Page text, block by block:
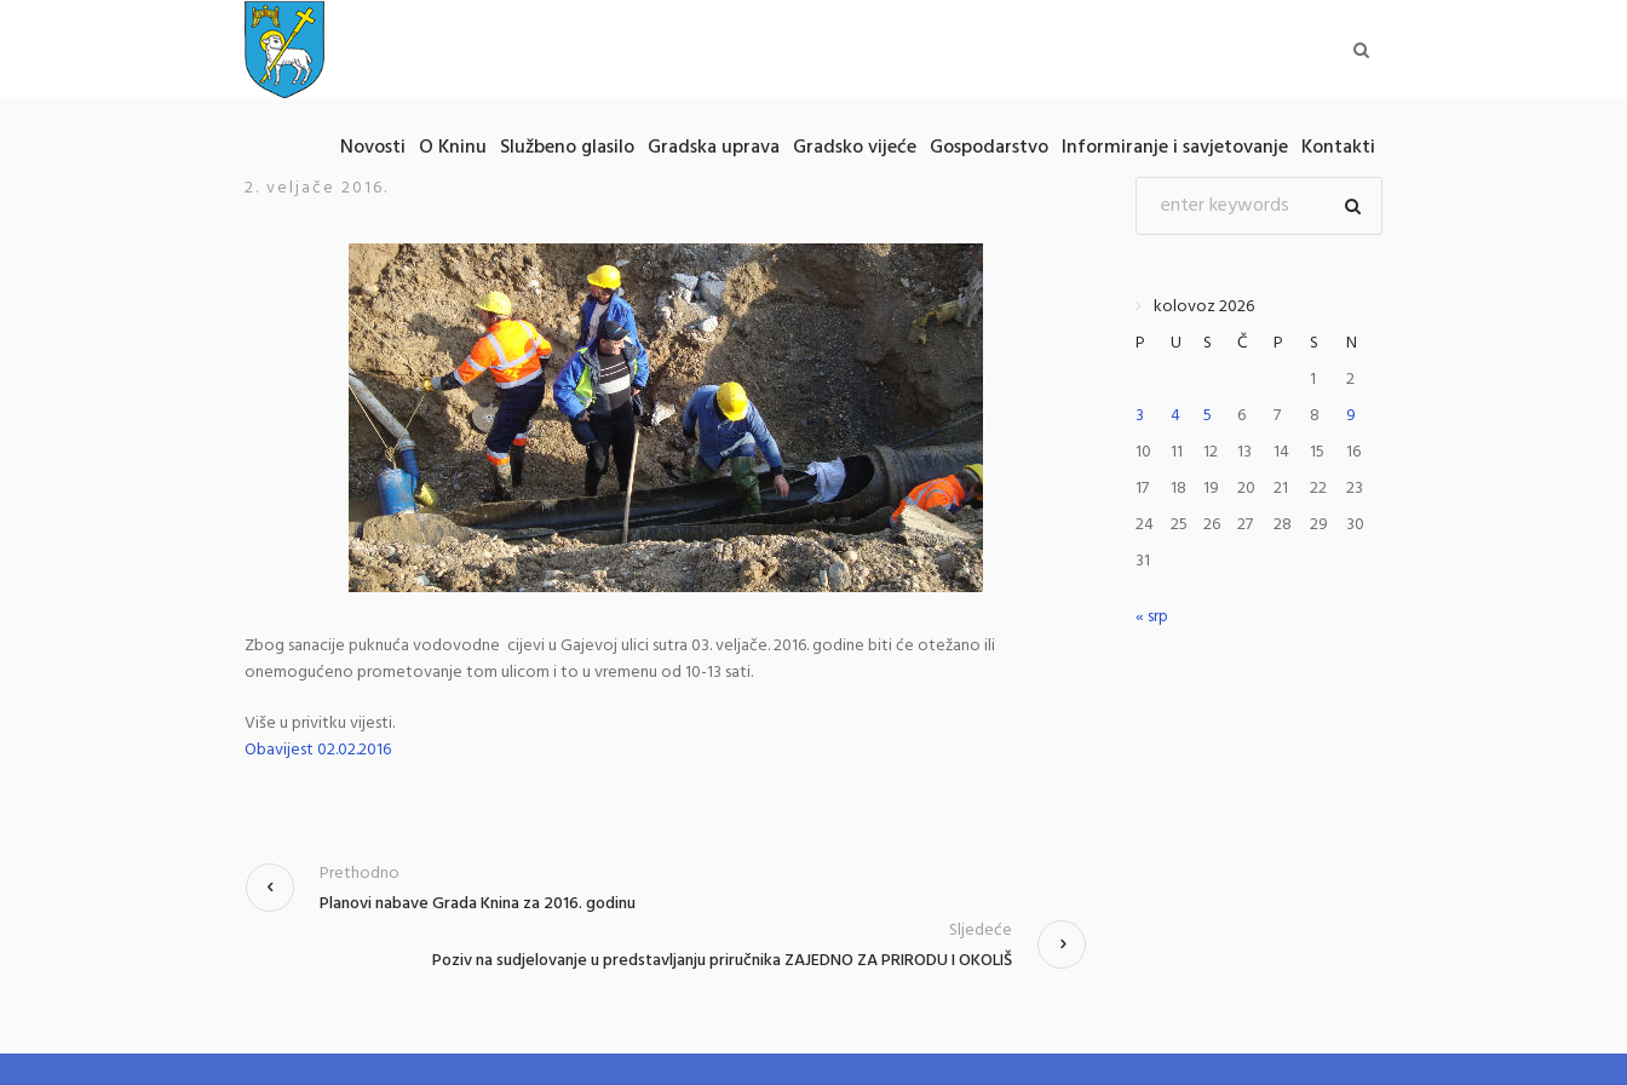
Novosti O Kninu Službeno glasilo Gradska uprava Gradsko vijeće Gospodarstvo Informiranje i savjetovanje Kontakti
2. veljače 2016.
Zbog sanacije puknuća vodovodne cijevi u Gajevoj ulici sutra 03. veljače. 2016. godine biti će otežano ili
onemogućeno prometovanje tom ulicom i to u vremenu od 10-13 sati.
Više u privitku vijesti.
Obavijest 02.02.2016
Planovi nabave Grada Knina za 2016. godinu
Prethodno
Poziv na sudjelovanje u predstavljanju priručnika ZAJEDNO ZA PRIRODU I OKOLIŠ
Sljedeće
kolovoz 2026
P
U S Č P S
N
1
2
3
4 5 6 7 8
9
10
11 12 13 14 15
16
17
18 19 20 21 22
23
24
25 26 27 28 29
30
31
« srp